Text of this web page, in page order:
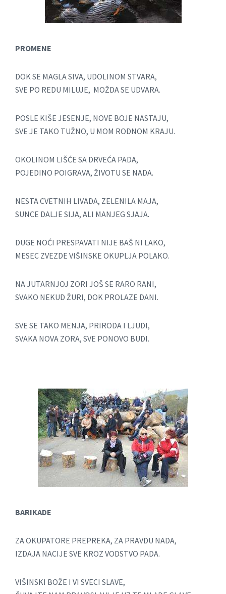
PROMENE
DOK SE MAGLA SIVA, UDOLINOM STVARA,
SVE PO REDU MILUJE, MOŽDA SE UDVARA.
POSLE KIŠE JESENJE, NOVE BOJE NASTAJU,
SVE JE TAKO TUŽNO, U MOM RODNOM KRAJU.
OKOLINOM LIŠĆE SA DRVEĆA PADA,
POJEDINO POIGRAVA, ŽIVOTU SE NADA.
NESTA CVETNIH LIVADA, ZELENILA MAJA,
SUNCE DALJE SIJA, ALI MANJEG SJAJA.
DUGE NOĆI PRESPAVATI NIJE BAŠ NI LAKO,
MESEC ZVEZDE VIŠINSKE OKUPLJA POLAKO.
NA JUTARNJOJ ZORI JOŠ SE RARO RANI,
SVAKO NEKUD ŽURI, DOK PROLAZE DANI.
SVE SE TAKO MENJA, PRIRODA I LJUDI,
SVAKA NOVA ZORA, SVE PONOVO BUDI.
BARIKADE
ZA OKUPATORE PREPREKA, ZA PRAVDU NADA,
IZDAJA NACIJE SVE KROZ VODSTVO PADA.
VIŠINSKI BOŽE I VI SVECI SLAVE,